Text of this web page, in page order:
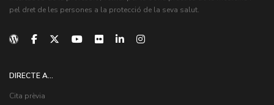
pel dret de les persones a la protecció de la seva salut.
DIRECTE A...
Cita prèvia